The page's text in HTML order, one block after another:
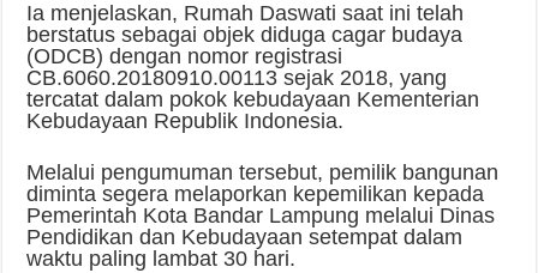
Ia menjelaskan, Rumah Daswati saat ini telah
berstatus sebagai objek diduga cagar budaya
(ODCB) dengan nomor registrasi
CB.6060.20180910.00113 sejak 2018, yang
tercatat dalam pokok kebudayaan Kementerian
Kebudayaan Republik Indonesia.
Melalui pengumuman tersebut, pemilik bangunan
diminta segera melaporkan kepemilikan kepada
Pemerintah Kota Bandar Lampung melalui Dinas
Pendidikan dan Kebudayaan setempat dalam
waktu paling lambat 30 hari.